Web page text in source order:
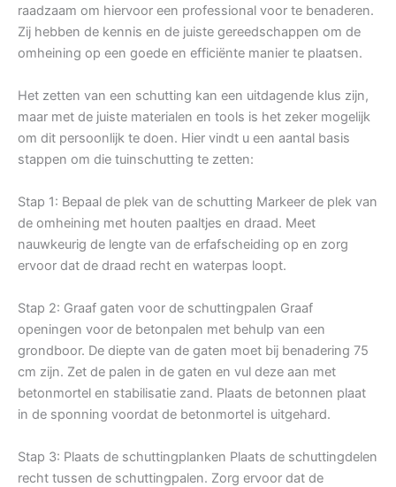
raadzaam om hiervoor een professional voor te benaderen.
Zij hebben de kennis en de juiste gereedschappen om de
omheining op een goede en efficiënte manier te plaatsen.
Het zetten van een schutting kan een uitdagende klus zijn,
maar met de juiste materialen en tools is het zeker mogelijk
om dit persoonlijk te doen. Hier vindt u een aantal basis
stappen om die tuinschutting te zetten:
Stap 1: Bepaal de plek van de schutting Markeer de plek van
de omheining met houten paaltjes en draad. Meet
nauwkeurig de lengte van de erfafscheiding op en zorg
ervoor dat de draad recht en waterpas loopt.
Stap 2: Graaf gaten voor de schuttingpalen Graaf
openingen voor de betonpalen met behulp van een
grondboor. De diepte van de gaten moet bij benadering 75
cm zijn. Zet de palen in de gaten en vul deze aan met
betonmortel en stabilisatie zand. Plaats de betonnen plaat
in de sponning voordat de betonmortel is uitgehard.
Stap 3: Plaats de schuttingplanken Plaats de schuttingdelen
recht tussen de schuttingpalen. Zorg ervoor dat de